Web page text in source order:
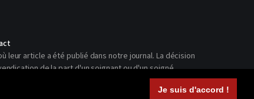
Je suis d'accord !
leur article a été publié dans notre journal. La décision
de la part d'un soignant ou d'un soigné.